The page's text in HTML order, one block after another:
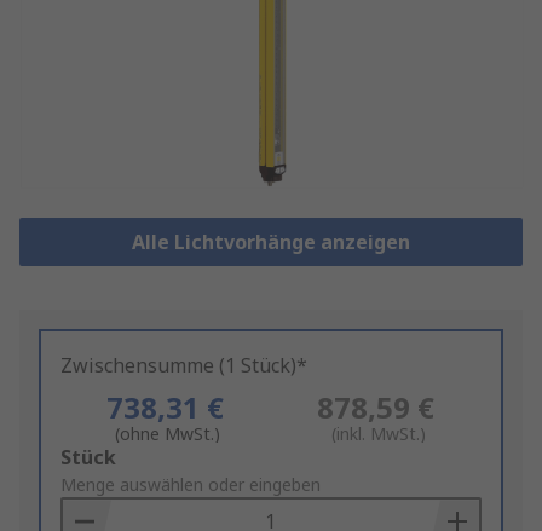
Alle Lichtvorhänge anzeigen
Zwischensumme (1 Stück)*
738,31 €
(ohne MwSt.)
878,59 €
(inkl. MwSt.)
Add
to
Basket
Stück
Menge auswählen oder eingeben